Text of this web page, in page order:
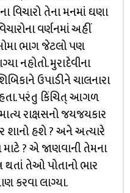
વિચારો તેના મનમાં ઘણા
વર્ણનમાં અહીં
ભાગ જેટલો પણ
નહોતો. મુરાદેવીના
ઉપાડીને ચાલનારા
પરંતુ કિંચિત્ આગળ
રાક્ષસનો જયજયકાર
શાનો હશે ? અને અત્યારે
? એ જાણવાની તેમના
થતાં તેઓ પોતાનો ભાર
કરવા લાગ્યા.